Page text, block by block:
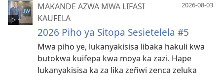
2026-08-03
MAKANDE AZWA MWA LIFASI
KAUFELA
2026 Piho ya Sitopa Sesietelela #5
Mwa piho ye, lukanyakisisa libaka hakuli kwa
butokwa kuifepa kwa moya ka zazi. Hape
lukanyakisisa ka za lika zeñwi zenca zeluka